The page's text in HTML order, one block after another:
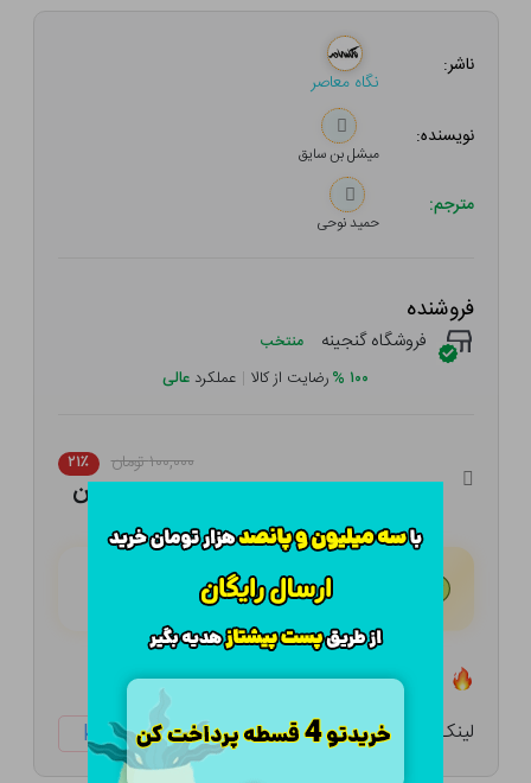
ناشر:
نگاه معاصر
نویسنده:
میشل بن سایق
مترجم:
حمید نوحی
فروشنده
فروشگاه گنجینه منتخب
۱۰۰ %رضایت از کالا | عملکرد عالی
۱۰۰,۰۰۰ تومان ۲۱٪
۷۹,۰۰۰ تومان
هـر قسط با تــرب‌پــی:
تعداد ۰ عدد در انبار موجود است
لینک کوتاه: ketabtala.com/sbp-38251